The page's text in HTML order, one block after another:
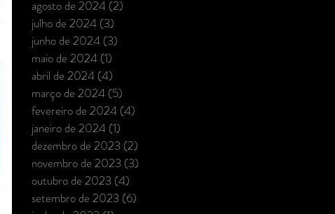
agosto de 2024 (2)
julho de 2024 (3)
junho de 2024 (3)
maio de 2024 (1)
abril de 2024 (4)
março de 2024 (5)
fevereiro de 2024 (4)
janeiro de 2024 (1)
dezembro de 2023 (2)
novembro de 2023 (3)
outubro de 2023 (4)
setembro de 2023 (6)